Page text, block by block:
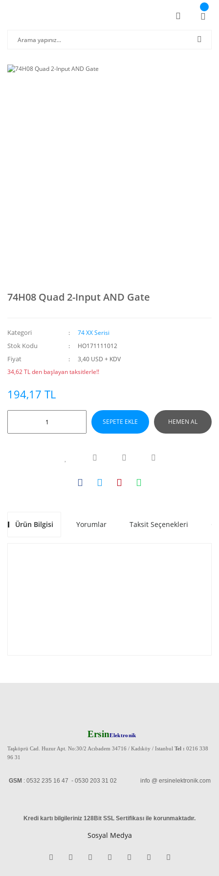
74H08 Quad 2-Input AND Gate
Kategori 74 XX Serisi
Stok Kodu HO171111012
Fiyat
3,40 USD + KDV
34,62 TL den başlayan taksitlerle!!
194,17 TL
SEPETE EKLE HEMEN AL
Ürün Bilgisi Yorumlar Taksit Seçenekleri
ErsinElektronik
Taşköprü Cad. Huzur Apt. No:30/2 Acıbadem 34716 / Kadıköy / Istanbul Tel : 0216 338
96 31
GSM : 0532 235 16 47 - 0530 203 31 02 info @ ersinelektronik.com
Kredi kartı bilgileriniz 128Bit SSL Sertifikası ile korunmaktadır.
Sosyal Medya